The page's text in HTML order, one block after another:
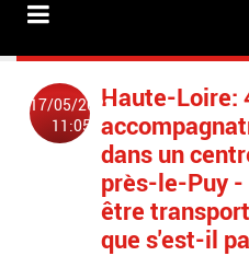
17/05/2022
11:05
Haute-Loire:
dans un
près-le-Puy -
être
que s'est-il